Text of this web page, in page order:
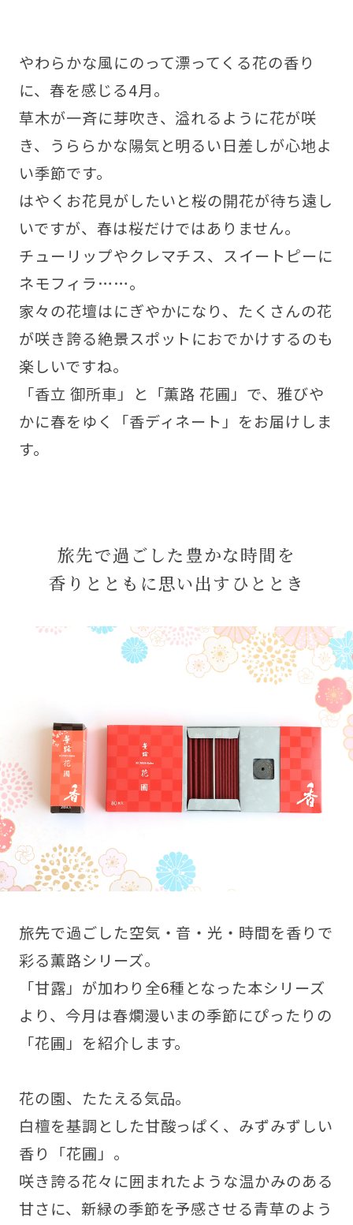
やわらかな風にのって漂ってくる花の香り
に、春を感じる4月。
草木が一斉に芽吹き、溢れるように花が咲
き、うららかな陽気と明るい日差しが心地よ
い季節です。
はやくお花見がしたいと桜の開花が待ち遠し
いですが、春は桜だけではありません。
チューリップやクレマチス、スイートピーに
ネモフィラ……。
家々の花壇はにぎやかになり、たくさんの花
が咲き誇る絶景スポットにおでかけするのも
楽しいですね。
「香立 御所車」と「薫路 花圃」で、雅びや
かに春をゆく「香ディネート」をお届けしま
す。
旅先で過ごした豊かな時間を
香りとともに思い出すひととき
旅先で過ごした空気・音・光・時間を香りで
彩る薫路シリーズ。
「甘露」が加わり全6種となった本シリーズ
より、今月は春爛漫いまの季節にぴったりの
「花圃」を紹介します。
花の園、たたえる気品。
白檀を基調とした甘酸っぱく、みずみずしい
香り「花圃」。
咲き誇る花々に囲まれたような温かみのある
甘さに、新緑の季節を予感させる青草のよう